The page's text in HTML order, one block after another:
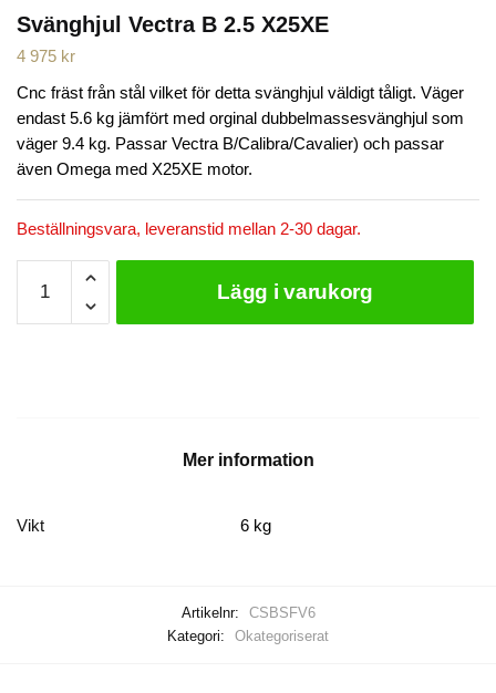
Svänghjul Vectra B 2.5 X25XE
4 975 kr
Cnc fräst från stål vilket för detta svänghjul väldigt tåligt. Väger
endast 5.6 kg jämfört med orginal dubbelmassesvänghjul som
väger 9.4 kg. Passar Vectra B/Calibra/Cavalier) och passar
även Omega med X25XE motor.
Beställningsvara, leveranstid mellan 2-30 dagar.
Vectra
B
Lägg i varukorg
Mer information
Vikt 6 kg
Artikelnr:
CSBSFV6
Kategori:
Okategoriserat